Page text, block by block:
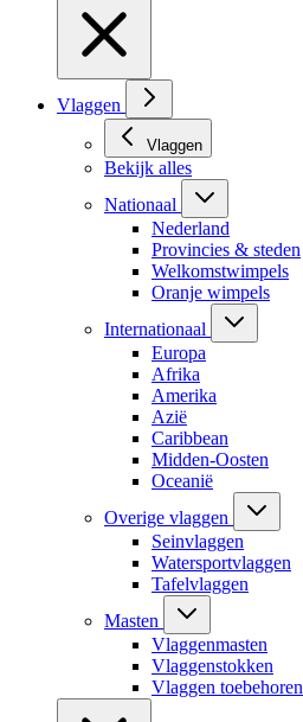
Vlaggen
Vlaggen
Bekijk alles
Nationaal
Nederland
Provincies & steden
Welkomstwimpels
Oranje wimpels
Internationaal
Europa
Afrika
Amerika
Azië
Caribbean
Midden-Oosten
Oceanië
Overige vlaggen
Seinvlaggen
Watersportvlaggen
Tafelvlaggen
Masten
Vlaggenmasten
Vlaggenstokken
Vlaggen toebehoren